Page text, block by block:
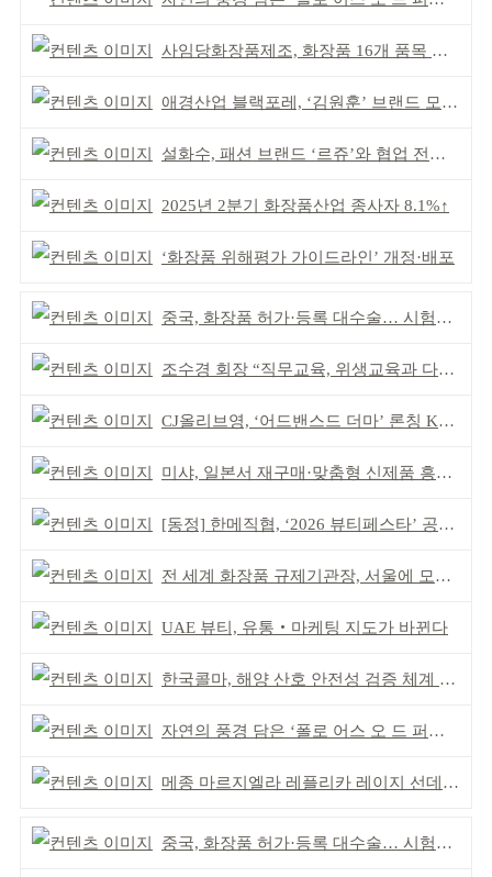
사임당화장품제조, 화장품 16개 품목 할랄인증 획득
애경산업 블랙포레, ‘김원훈’ 브랜드 모델 발탁
설화수, 패션 브랜드 ‘르쥬’와 협업 전시 개최
2025년 2분기 화장품산업 종사자 8.1%↑
‘화장품 위해평가 가이드라인’ 개정·배포
중국, 화장품 허가·등록 대수술… 시험자료 공용 허용
조수경 회장 “직무교육, 위생교육과 다르다”
CJ올리브영, ‘어드밴스드 더마’ 론칭 K더마 육성 박차
미샤, 일본서 재구매·맞춤형 신제품 흥행 ‘쌍끌이’
[동정] 한메직협, ‘2026 뷰티페스타’ 공동 주최
전 세계 화장품 규제기관장, 서울에 모인다
UAE 뷰티, 유통‧마케팅 지도가 바뀐다
한국콜마, 해양 산호 안전성 검증 체계 구축
자연의 풍경 담은 ‘폴로 어스 오 드 퍼퓸’ 4종 출시
메종 마르지엘라 레플리카 레이지 선데이 모닝 디퓨저
중국, 화장품 허가·등록 대수술… 시험자료 공용 허용